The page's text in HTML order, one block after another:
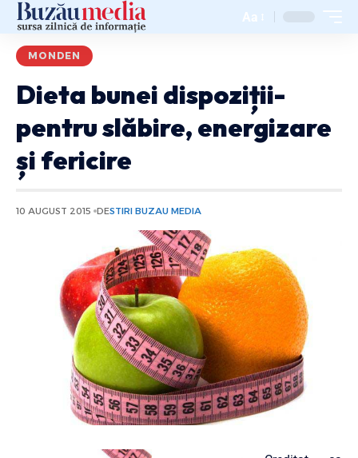
Aa
MONDEN
Dieta bunei dispoziții-
pentru slăbire, energizare
și fericire
10 AUGUST 2015 DESTIRI BUZAU MEDIA